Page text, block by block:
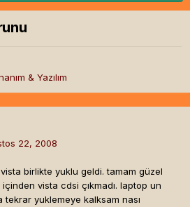
& Yazılım
22, 2008
birlikte yuklu geldi. tamam güzel
vista cdsi çıkmadı. laptop un
tekrar yuklemeye kalksam nası